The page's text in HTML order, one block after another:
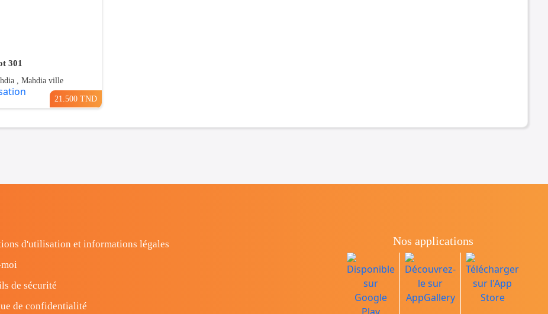
301
, Mahdia ville
21.500 TND
d'utilisation et informations légales
de sécurité
de confidentialité
Nos applications